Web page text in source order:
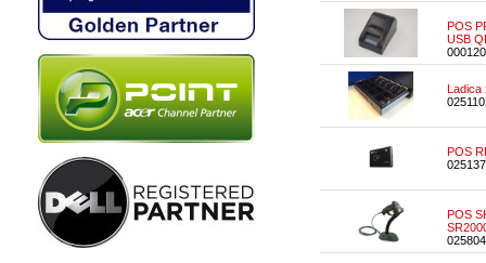
POS
USB
Ladica
POS
POS